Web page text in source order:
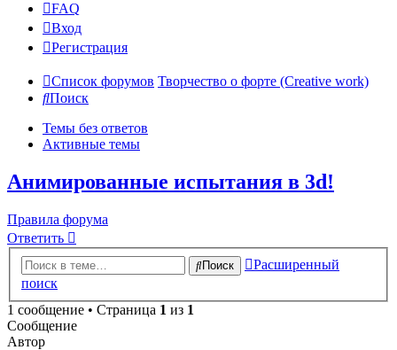
FAQ
Вход
Регистрация
Список форумов Творчество о форте (Creative work)
Поиск
Темы без ответов
Активные темы
Анимированные испытания в 3d!
Правила форума
Ответить
Поиск
Расширенный
поиск
1 сообщение • Страница 1 из 1
Сообщение
Автор